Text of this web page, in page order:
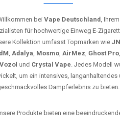
bei Vape Deutschland, Ihrem
für hochwertige Einweg E-
Kollektion umfasst Topmarken wie
, Adalya, Mosmo, AirMez, Ghost Pro,
Vozol und Crystal Vape. Jedes Modell
um ein intensives, langanhaltendes
Dampferlebnis zu bieten.
Produkte bieten eine